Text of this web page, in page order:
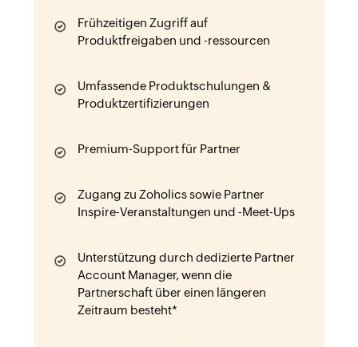
Frühzeitigen Zugriff auf
Produktfreigaben und -ressourcen
Umfassende Produktschulungen &
Produktzertifizierungen
Premium-Support für Partner
Zugang zu Zoholics sowie Partner
Inspire-Veranstaltungen und -Meet-Ups
Unterstützung durch dedizierte Partner
Account Manager, wenn die
Partnerschaft über einen längeren
Zeitraum besteht*